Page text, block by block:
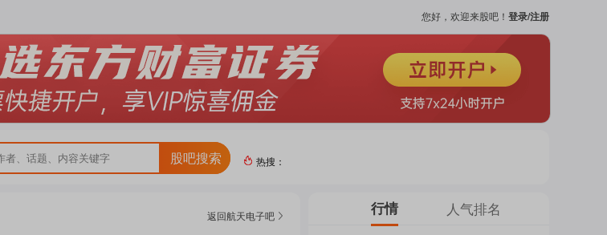
您好，欢迎来股吧！ 登录/注册
股吧搜索
热门
热搜：
返回航天电子吧 行情 人气排名